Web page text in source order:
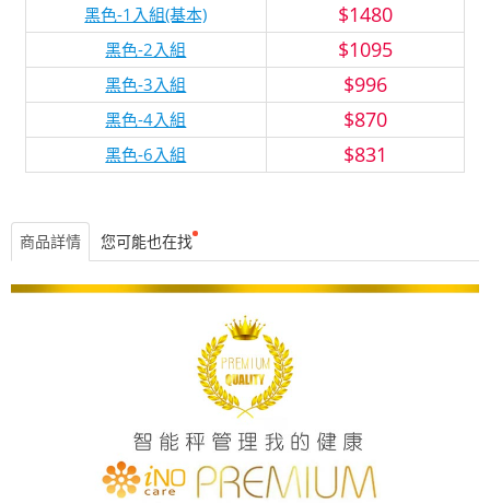
黑色-1入組(基本) $1480
黑色-2入組 $1095
黑色-3入組 $996
黑色-4入組 $870
黑色-6入組 $831
商品詳情 您可能也在找